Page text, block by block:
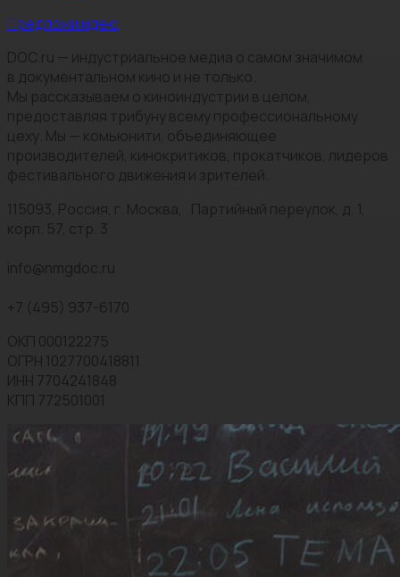
Предложи идею
DOC.ru — индустриальное медиа о самом значимом
в документальном кино и не только.
Мы рассказываем о киноиндустрии в целом,
предоставляя трибуну всему профессиональному
цеху. Мы — комьюнити, объединяющее
производителей, кинокритиков, прокатчиков, лидеров
фестивального движения и зрителей.
115093, Россия, г. Москва, Партийный переулок, д. 1,
корп. 57, стр. 3
info@nmgdoc.ru
+7 (495) 937-6170
ОКП 000122275
ОГРН 1027700418811
ИНН 7704241848
КПП 772501001